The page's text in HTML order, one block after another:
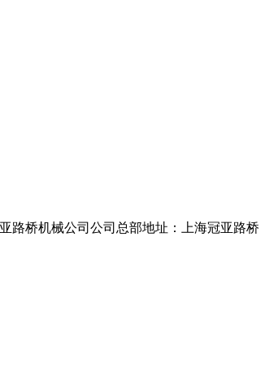
路桥机械公司公司总部地址：上海冠亚路桥